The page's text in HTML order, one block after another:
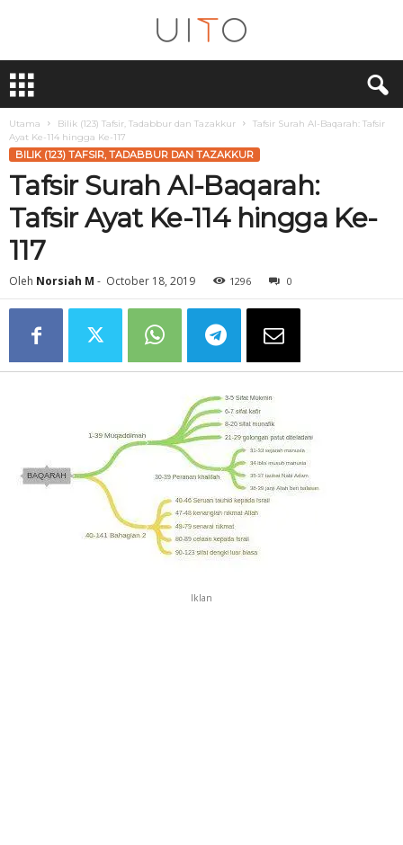
T
Utama Bilik (123) Tafsir, Tadabbur dan Tazakkur
Tafsir Surah Al-Baqarah: Tafsir
Ayat Ke-114 hingga Ke-117
BILIK (123) TAFSIR, TADABBUR DAN TAZAKKUR
Tafsir Surah Al-Baqarah:
Tafsir Ayat Ke-114 hingga Ke-
117
Oleh Norsiah M - October 18, 2019 1296 0
Iklan